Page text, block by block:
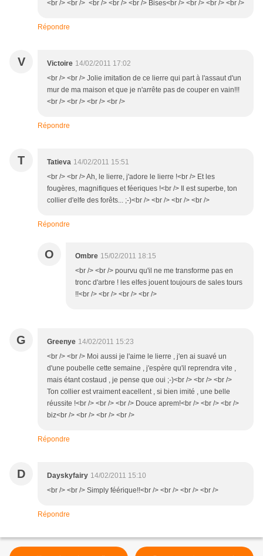
<br /> <br /> <br /> <br /> <br /> Bises<br /> <br /> <br /> <br />
Répondre
V Victoire 14/02/2011 17:02
<br /> <br /> Jolie imitation de ce lierre qui part à l'assaut d'un
mur de ma maison et que je n'arrête pas de couper en vain!!!
<br /> <br /> <br /> <br />
Répondre
T Tatieva 14/02/2011 15:51
<br /> <br /> Ah, le lierre, j'adore le lierre !<br /> Et les
fougères, magnifiques et féeriques !<br /> Il est superbe, ton
collier d'elfe des forêts... ;-)<br /> <br /> <br /> <br />
Répondre
O Ombre 15/02/2011 18:15
<br /> <br /> pourvu qu'il ne me transforme pas en
tronc d'arbre ! les elfes jouent toujours de sales tours
!!<br /> <br /> <br /> <br />
G Greenye 14/02/2011 15:23
<br /> <br /> Moi aussi je l'aime le lierre , j'en ai suavé un
d'une poubelle cette semaine , j'espère qu'il reprendra vite ,
mais étant costaud , je pense que oui ;-)<br /> <br /> <br />
Ton collier est vraiment eacellent , si bien imité , une belle
réussite !<br /> <br /> <br /> Douce aprem!<br /> <br /> <br />
biz<br /> <br /> <br /> <br />
Répondre
D Dayskyfairy 14/02/2011 15:10
<br /> <br /> Simply féérique!!<br /> <br /> <br /> <br />
Répondre